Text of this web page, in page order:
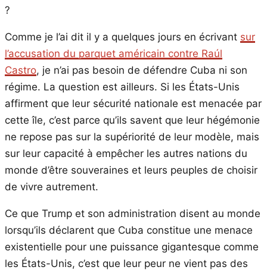
?
Comme je l’ai dit il y a quelques jours en écrivant sur
l’accusation du parquet américain contre Raúl
Castro, je n’ai pas besoin de défendre Cuba ni son
régime. La question est ailleurs. Si les États-Unis
affirment que leur sécurité nationale est menacée par
cette île, c’est parce qu’ils savent que leur hégémonie
ne repose pas sur la supériorité de leur modèle, mais
sur leur capacité à empêcher les autres nations du
monde d’être souveraines et leurs peuples de choisir
de vivre autrement.
Ce que Trump et son administration disent au monde
lorsqu’ils déclarent que Cuba constitue une menace
existentielle pour une puissance gigantesque comme
les États-Unis, c’est que leur peur ne vient pas des